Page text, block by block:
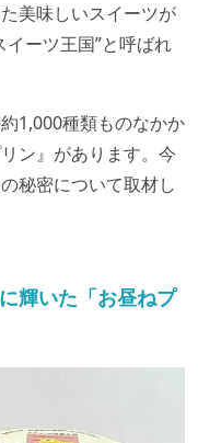
美味しいスイーツが
ーツ王国”と呼ばれ
1,000種類ものなかか
ン』があります。今
秘密について取材し
輝いた「お昼ねプ